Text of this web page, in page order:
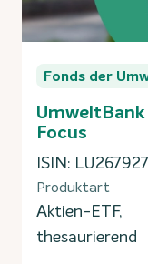
Fonds der
Focus
ISIN:
Produktart
Aktien-ETF,
thesaurierend